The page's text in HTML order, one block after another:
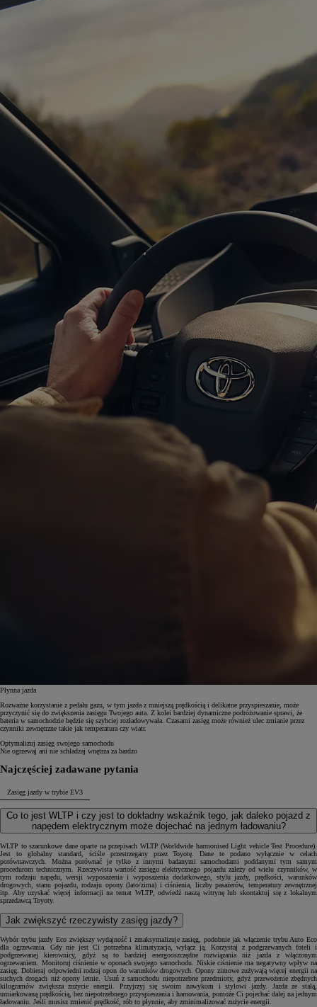
Płynna jazda
Rozważne korzystanie z pedału gazu, w tym jazda z mniejszą prędkością i delikatne przyspieszanie, może
przyczynić się do zwiększenia zasięgu Twojego auta. Z kolei bardziej dynamiczne podróżowanie sprawi, że
bateria w samochodzie będzie się szybciej rozładowywała. Czasami zasięg może również ulec zmianie przez
czynniki zewnętrzne takie jak temperatura czy wiatr.
Optymalizuj zasięg swojego samochodu
Nie ogrzewaj ani nie schładzaj wnętrza za bardzo
Najczęściej zadawane pytania
Zasięg jazdy w trybie EV3
Co to jest WLTP i czy jest to dokładny wskaźnik tego, jak daleko pojazd z
napędem elektrycznym może dojechać na jednym ładowaniu?
WLTP to szacunkowe dane oparte na przepisach WLTP (Worldwide harmonised Light vehicle Test Procedure).
Jest to globalny standard, ściśle przestrzegany przez Toyotę. Dane te podano wyłącznie w celach
porównawczych. Można porównać je tylko z innymi badanymi samochodami poddanymi tym samym
procedurom technicznym. Rzeczywista wartość zasięgu elektrycznego pojazdu zależy od wielu czynników, w
tym rodzaju napędu, wersji wyposażenia i wyposażenia dodatkowego, stylu jazdy, prędkości, warunków
drogowych, stanu pojazdu, rodzaju opony (lato/zima) i ciśnienia, liczby pasażerów, temperatury zewnętrznej
itp. Aby uzyskać więcej informacji na temat WLTP, odwiedź naszą witrynę lub skontaktuj się z lokalnym
sprzedawcą Toyoty.
Jak zwiększyć rzeczywisty zasięg jazdy?
Wybór trybu jazdy Eco zwiększy wydajność i zmaksymalizuje zasięg, podobnie jak włączenie trybu Auto Eco
dla ogrzewania. Gdy nie jest Ci potrzebna klimatyzacja, wyłącz ją. Korzystaj z podgrzewanych foteli i
podgrzewanej kierownicy, gdyż są to bardziej energooszczędne rozwiązania niż jazda z włączonym
ogrzewaniem. Monitoruj ciśnienie w oponach swojego samochodu. Niskie ciśnienie ma negatywny wpływ na
zasięg. Dobieraj odpowiedni rodzaj opon do warunków drogowych. Opony zimowe zużywają więcej energii na
suchych drogach niż opony letnie. Usuń z samochodu niepotrzebne przedmioty, gdyż przewożenie zbędnych
kilogramów zwiększa zużycie energii. Przyjrzyj się swoim nawykom i stylowi jazdy. Jazda ze stałą,
umiarkowaną prędkością, bez niepotrzebnego przyspieszania i hamowania, pomoże Ci pojechać dalej na jednym
ładowaniu. Jeśli musisz zmienić prędkość, rób to płynnie, aby zminimalizować zużycie energii.